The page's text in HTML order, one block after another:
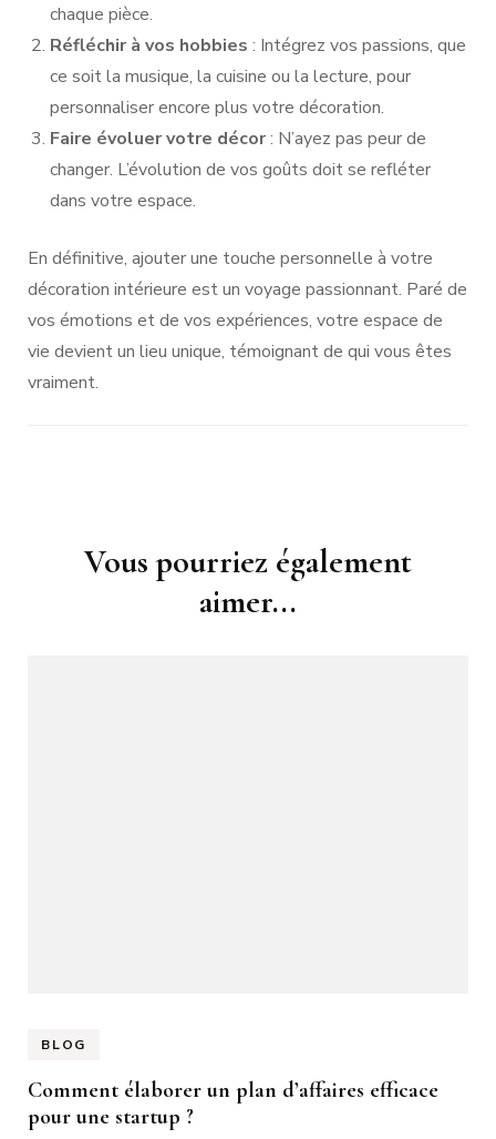
chaque pièce.
Réfléchir à vos hobbies : Intégrez vos passions, que
ce soit la musique, la cuisine ou la lecture, pour
personnaliser encore plus votre décoration.
Faire évoluer votre décor: N’ayez pas peur de
changer. L’évolution de vos goûts doit se refléter
dans votre espace.
En définitive, ajouter une touche personnelle à votre
décoration intérieure est un voyage passionnant. Paré de
vos émotions et de vos expériences, votre espace de
vie devient un lieu unique, témoignant de qui vous êtes
vraiment.
Navigation
Vous pourriez également
aimer...
BLOG
Comment élaborer un plan d’affaires efficace
pour une startup ?